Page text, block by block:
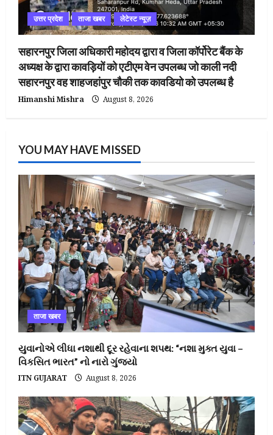
उत्तर प्रदेश ताजा खबर लेटेस्ट न्यूज़
सहारनपुर जिला अधिकारी महोदय द्वारा व जिला कॉर्पोरेट बैंक के
अध्यक्ष के द्वारा कावड़ियों को एटीएम वेन उपलब्ध जो काली नदी
सहारनपुर वह शाहजहांपुर चौकी तक कावडियो को उपलब्ध है
Himanshi Mishra August 8, 2026
YOU MAY HAVE MISSED
ताजा खबर
યુવાનોએ લીધા નશાથી દૂર રહેવાના શપથ: “નશા મુક્ત યુવા –
વિકસિત ભારત” નો નારો ગુંજ્યો
ITN GUJARAT August 8, 2026